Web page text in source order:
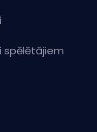
spēlētājiem